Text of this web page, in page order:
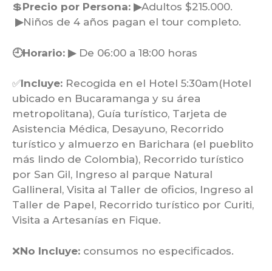
💲Precio por Persona: ▶Adultos $215.000.
▶Niños de 4 años pagan el tour completo.
🕘Horario: ▶De 06:00 a 18:00 horas
✅Incluye: Recogida en el Hotel 5:30am(Hotel
ubicado en Bucaramanga y su área
metropolitana), Guía turístico, Tarjeta de
Asistencia Médica, Desayuno, Recorrido
turístico y almuerzo en Barichara (el pueblito
más lindo de Colombia), Recorrido turístico
por San Gil, Ingreso al parque Natural
Gallineral, Visita al Taller de oficios, Ingreso al
Taller de Papel, Recorrido turístico por Curiti,
Visita a Artesanías en Fique.
❌No Incluye: consumos no especificados.